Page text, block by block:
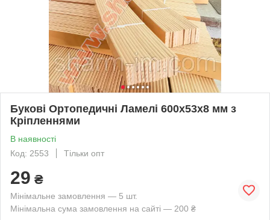
Букові Ортопедичні Ламелі 600х53х8 мм з
Кріпленнями
В наявності
Код: 2553
Тільки опт
29 ₴
Мінімальне замовлення — 5 шт.
Мінімальна сума замовлення на сайті — 200 ₴